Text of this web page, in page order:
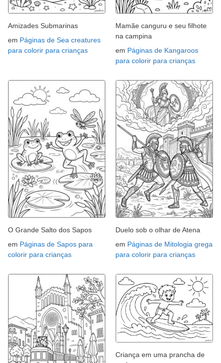
Amizades Submarinas
em Páginas de Sea creatures
para colorir para crianças
Mamãe canguru e seu filhote
na campina
em Páginas de Kangaroos
para colorir para crianças
O Grande Salto dos Sapos
em Páginas de Sapos para
colorir para crianças
Duelo sob o olhar de Atena
em Páginas de Mitologia grega
para colorir para crianças
Criança em uma prancha de